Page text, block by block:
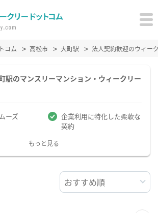
コム 高松市 大町駅 法人契約歓迎のウィー
駅のマンスリーマンション・ウィークリー
ーズ
企業利用に特化した柔軟な
契約
もっと見る